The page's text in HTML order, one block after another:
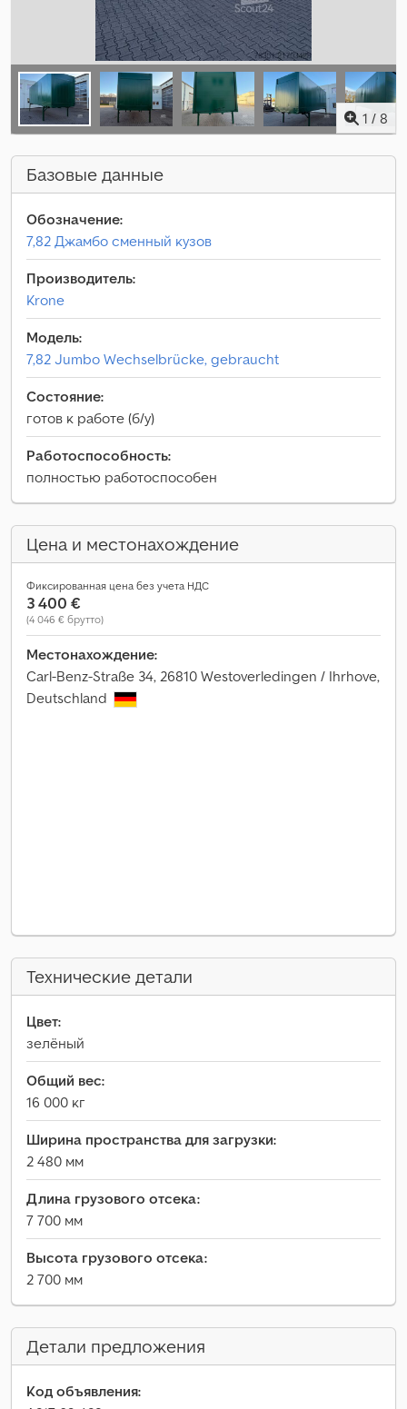
1 / 8
Базовые данные
Обозначение:
7,82 Джамбо сменный кузов
Производитель:
Krone
Модель:
7,82 Jumbo Wechselbrücke, gebraucht
Состояние:
готов к работе (б/у)
Работоспособность:
полностью работоспособен
Цена и местонахождение
Фиксированная цена без учета НДС
3 400 €
(4 046 € брутто)
Местонахождение:
Carl-Benz-Straße 34, 26810 Westoverledingen / Ihrhove,
Deutschland
Технические детали
Цвет:
зелёный
Общий вес:
16 000 кг
Ширина пространства для загрузки:
2 480 мм
Длина грузового отсека:
7 700 мм
Высота грузового отсека:
2 700 мм
Детали предложения
Код объявления: